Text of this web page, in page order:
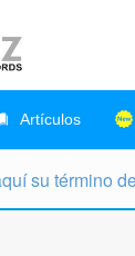
Artículos